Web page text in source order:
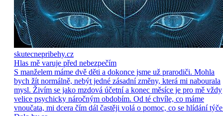
skutecnepribehy.cz
Hlas mě varuje před nebezpečím
S manželem máme dvě děti a dokonce jsme už prarodiči. Mohla
bych žít normálně, nebýt jedné zásadní změny, která mi nabourala
mysl. Živím se jako mzdová účetní a konec měsíce je pro mě vždy
velice psychicky náročným obdobím. Od té chvíle, co máme
vnoučata, mi dcera čím dál častěji volá o pomoc, co se hlídání